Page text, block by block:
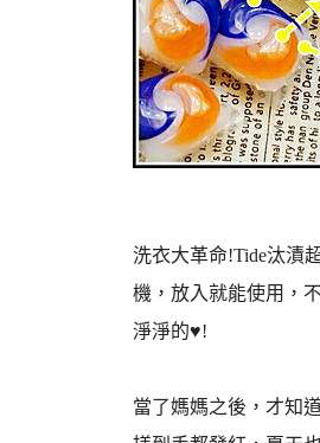
洗衣大革命!Tide汰漬
機，放入就能使用，
淨淨的♥!
當了媽媽之後，才知